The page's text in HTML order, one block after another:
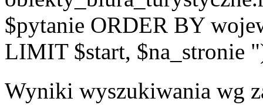
$pytanie ORDER BY
LIMIT $start, $na_stronie
Wyniki wyszukiwania wg